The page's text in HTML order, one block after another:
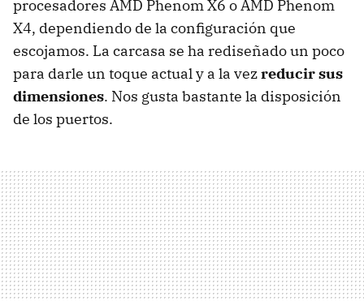
procesadores AMD Phenom X6 o AMD Phenom
X4, dependiendo de la configuración que
escojamos. La carcasa se ha rediseñado un poco
para darle un toque actual y a la vezreducir sus
dimensiones. Nos gusta bastante la disposición
de los puertos.